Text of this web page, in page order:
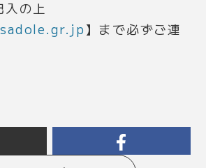
の上
】まで必ずご連